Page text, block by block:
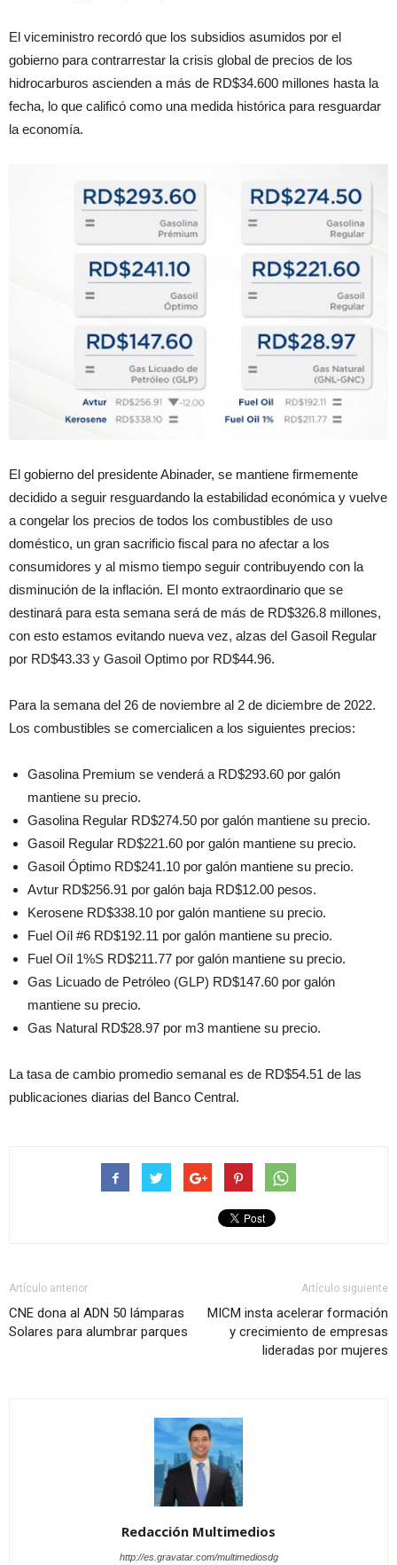
El viceministro recordó que los subsidios asumidos por el
gobierno para contrarrestar la crisis global de precios de los
hidrocarburos ascienden a más de RD$34.600 millones hasta la
fecha, lo que calificó como una medida histórica para resguardar
la economía.
El gobierno del presidente Abinader, se mantiene firmemente
decidido a seguir resguardando la estabilidad económica y vuelve
a congelar los precios de todos los combustibles de uso
doméstico, un gran sacrificio fiscal para no afectar a los
consumidores y al mismo tiempo seguir contribuyendo con la
disminución de la inflación. El monto extraordinario que se
destinará para esta semana será de más de RD$326.8 millones,
con esto estamos evitando nueva vez, alzas del Gasoil Regular
por RD$43.33 y Gasoil Optimo por RD$44.96.
Para la semana del 26 de noviembre al 2 de diciembre de 2022.
Los combustibles se comercialicen a los siguientes precios:
Gasolina Premium se venderá a RD$293.60 por galón
mantiene su precio.
Gasolina Regular RD$274.50 por galón mantiene su precio.
Gasoil Regular RD$221.60 por galón mantiene su precio.
Gasoil Óptimo RD$241.10 por galón mantiene su precio.
Avtur RD$256.91 por galón baja RD$12.00 pesos.
Kerosene RD$338.10 por galón mantiene su precio.
Fuel Oíl #6 RD$192.11 por galón mantiene su precio.
Fuel Oíl 1%S RD$211.77 por galón mantiene su precio.
Gas Licuado de Petróleo (GLP) RD$147.60 por galón
mantiene su precio.
Gas Natural RD$28.97 por m3 mantiene su precio.
La tasa de cambio promedio semanal es de RD$54.51 de las
publicaciones diarias del Banco Central.
Artículo anterior
CNE dona al ADN 50 lámparas
Solares para alumbrar parques
Artículo siguiente
MICM insta acelerar formación
y crecimiento de empresas
lideradas por mujeres
Redacción Multimedios
http://es.gravatar.com/multimediosdg